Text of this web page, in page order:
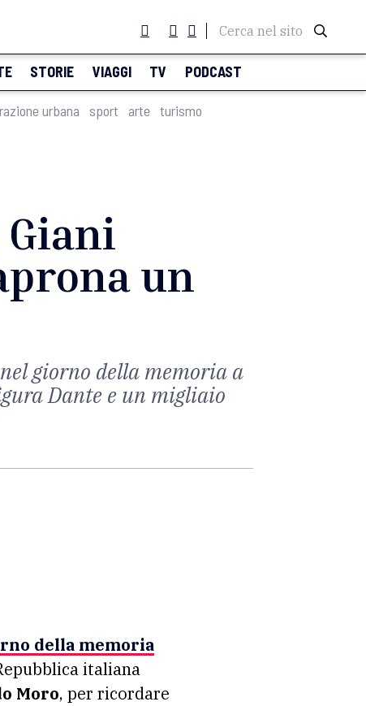
Cerca nel sito
STORIE VIAGGI TV PODCAST
urbana sport arte turismo
un
giorno della memoria a
Dante e un migliaio
della memoria
italiana
Moro, per ricordare